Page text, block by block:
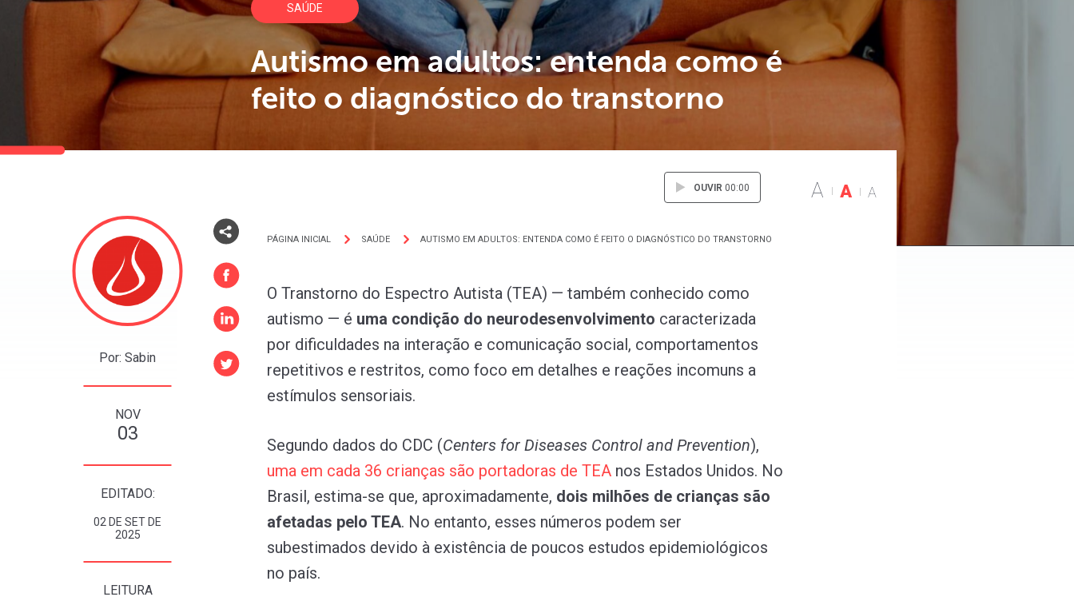
SAÚDE
Autismo em adultos: entenda como é
feito o diagnóstico do transtorno
Por: Sabin
NOV
03
EDITADO:
02 DE SET DE
2025
LEITURA
PÁGINA INICIAL SAÚDE AUTISMO EM ADULTOS: ENTENDA COMO É FEITO O DIAGNÓSTICO DO TRANSTORNO
OUVIR 00:00 A A A
O Transtorno do Espectro Autista (TEA) — também conhecido como
autismo — é uma condição do neurodesenvolvimento caracterizada
por dificuldades na interação e comunicação social, comportamentos
repetitivos e restritos, como foco em detalhes e reações incomuns a
estímulos sensoriais.
Segundo dados do CDC (Centers for Diseases Control and Prevention),
uma em cada 36 crianças são portadoras de TEA nos Estados Unidos. No
Brasil, estima-se que, aproximadamente, dois milhões de crianças são
afetadas pelo TEA. No entanto, esses números podem ser
subestimados devido à existência de poucos estudos epidemiológicos
no país.